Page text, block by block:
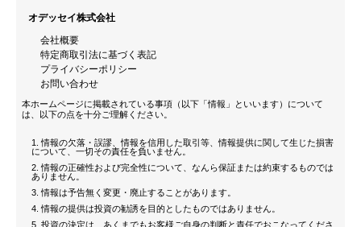
オデッセイ株式会社
会社概要
特定商取引法に基づく表記
プライバシーポリシー
お問い合わせ
本ホームページに掲載されている事項（以下「情報」といいます）について
は、以下の点を十分ご理解ください。
情報の欠落・誤謬、情報を信用した取引等、情報提供に関して生じた損害
について、一切その責任を負いません。
情報の正確性および完全性について、なんら保証または約束するものでは
ありません。
情報は予告無く変更・廃止することがあります。
情報の提供は投資の勧誘を目的としたものではありません。
投資の決定は、あくまでもお客様ご自身の判断と責任でおこなってくださ